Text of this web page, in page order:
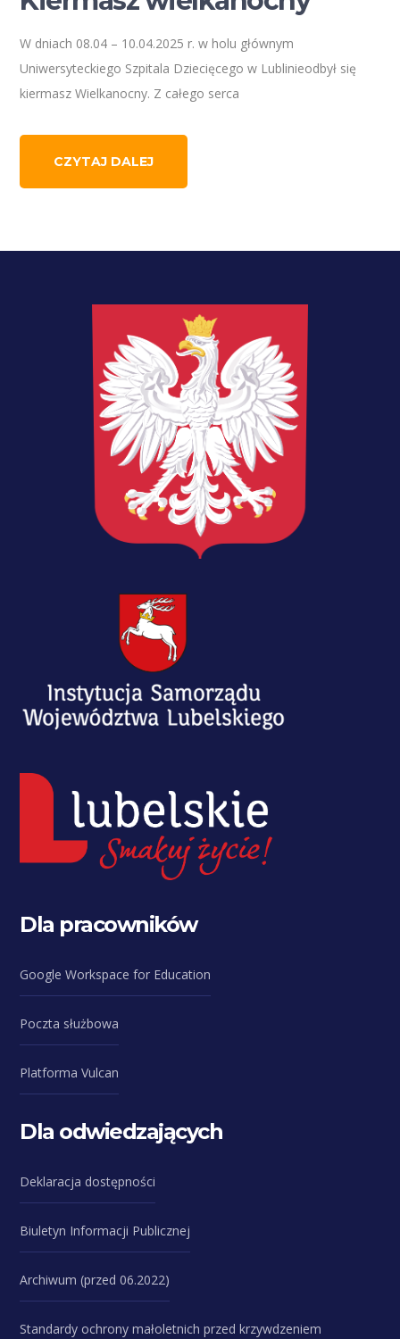
W dniach 08.04 – 10.04.2025 r. w holu głównym
Uniwersyteckiego Szpitala Dziecięcego w Lublinieodbył się
kiermasz Wielkanocny. Z całego serca
CZYTAJ DALEJ
Dla pracowników
Google Workspace for Education
Poczta służbowa
Platforma Vulcan
Dla odwiedzających
Deklaracja dostępności
Biuletyn Informacji Publicznej
Archiwum (przed 06.2022)
Standardy ochrony małoletnich przed krzywdzeniem